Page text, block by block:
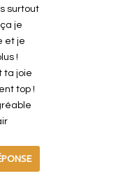
surtout
je
et je
!
ta joie
top !